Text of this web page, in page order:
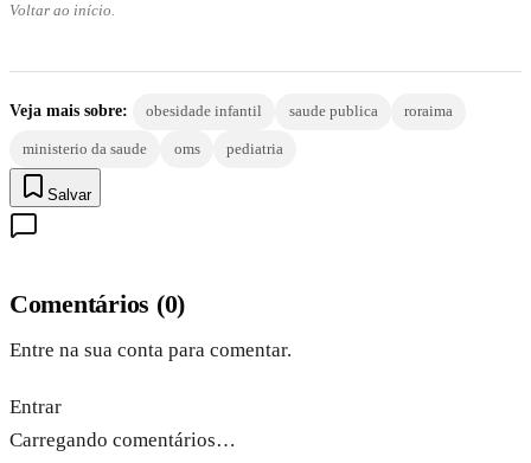
Voltar ao início.
Veja mais sobre: obesidade infantil saude publica roraima
ministerio da saude oms pediatria
Salvar
Comentários (0)
Entre na sua conta para comentar.
Entrar
Carregando comentários…